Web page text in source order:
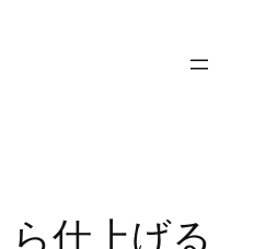
仕上げる